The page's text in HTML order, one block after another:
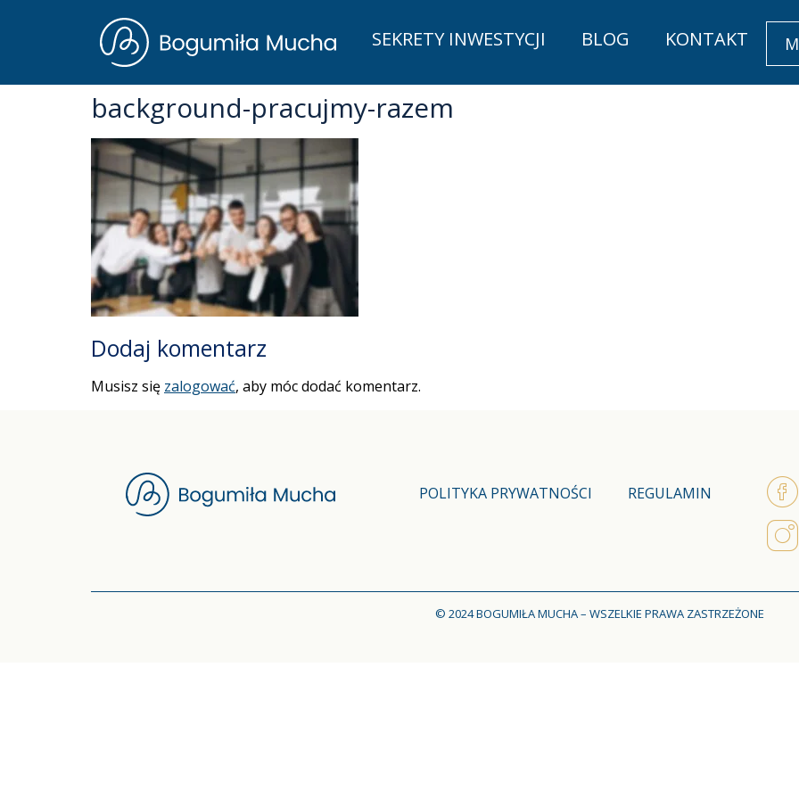
SEKRETY INWESTYCJI BLOG KONTAKT
background-pracujmy-razem
Dodaj komentarz
Musisz się zalogować, aby móc dodać komentarz.
POLITYKA PRYWATNOŚCI REGULAMIN
© 2024 BOGUMIŁA MUCHA – WSZELKIE PRAWA ZASTRZEŻONE